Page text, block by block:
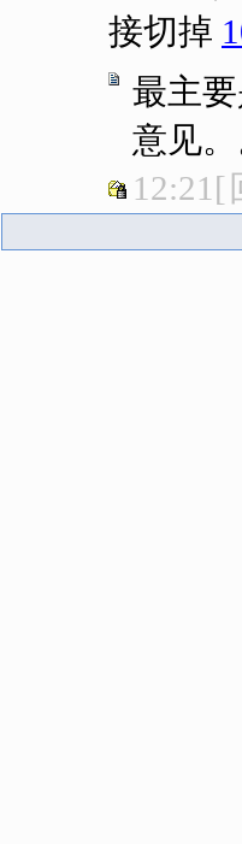
接切掉
最主
意见
12:21 [